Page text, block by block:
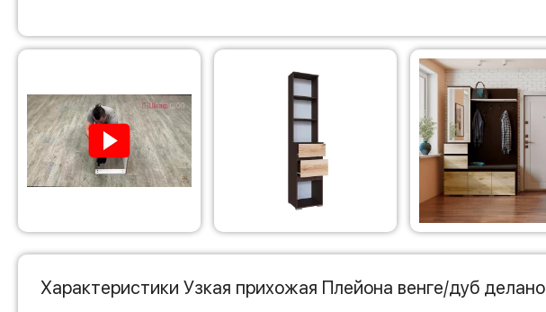
Характеристики Узкая прихожая Плейона венге/дуб делано